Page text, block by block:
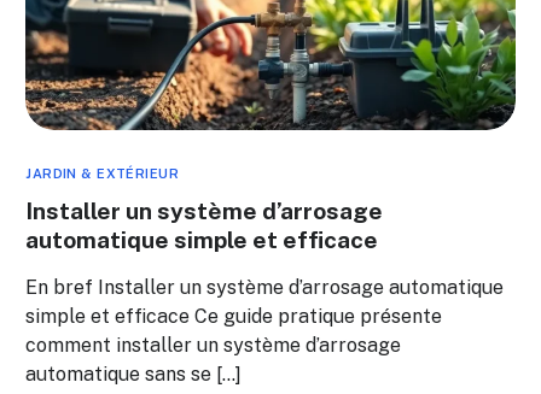
JARDIN & EXTÉRIEUR
Installer un système d’arrosage
automatique simple et efficace
En bref Installer un système d’arrosage automatique
simple et efficace Ce guide pratique présente
comment installer un système d’arrosage
automatique sans se […]